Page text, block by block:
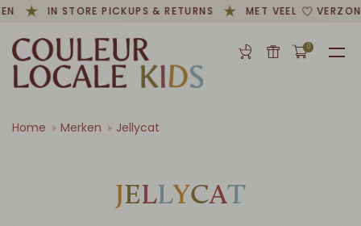
IN STORE PICKUPS & RETURNS MET VEEL
0
Home Merken Jellycat
JELLYCAT